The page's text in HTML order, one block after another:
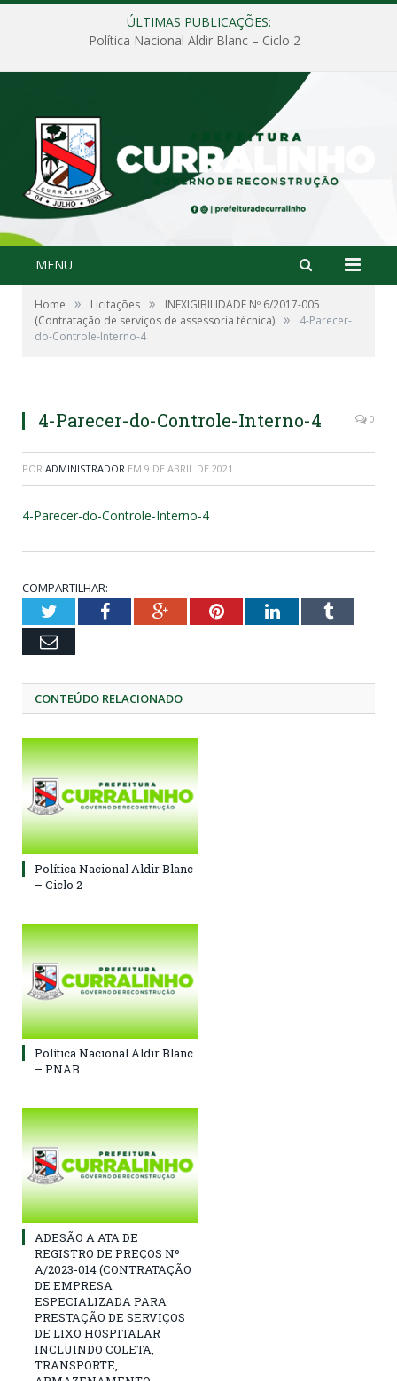
ÚLTIMAS PUBLICAÇÕES:
Política Nacional Aldir Blanc – Ciclo 2
MENU
Home » Licitações »
INEXIGIBILIDADE Nº 6/2017-005
(Contratação de serviços de assessoria técnica) »
4-Parecer-
do-Controle-Interno-4
4-Parecer-do-Controle-Interno-4 0
POR ADMINISTRADOR EM 9 DE ABRIL DE 2021
4-Parecer-do-Controle-Interno-4
COMPARTILHAR:
TwitterFacebookGoogle+PinterestLinkedInTumblr
Email
CONTEÚDO RELACIONADO
Política Nacional Aldir Blanc
– Ciclo 2
Política Nacional Aldir Blanc
– PNAB
ADESÃO A ATA DE
REGISTRO DE PREÇOS Nº
A/2023-014 (CONTRATAÇÃO
DE EMPRESA
ESPECIALIZADA PARA
PRESTAÇÃO DE SERVIÇOS
DE LIXO HOSPITALAR
INCLUINDO COLETA,
TRANSPORTE,